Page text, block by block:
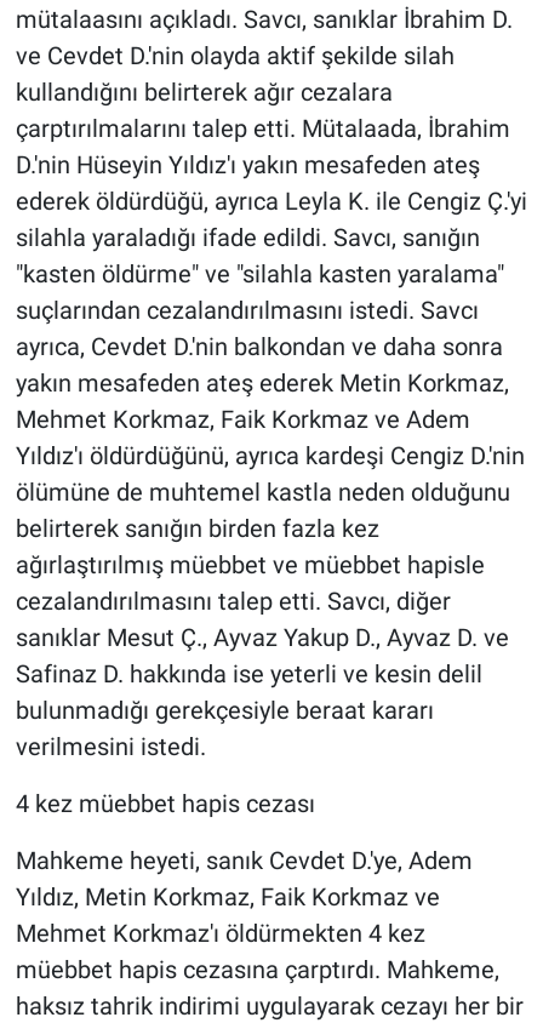
mütalaasını açıkladı. Savcı, sanıklar İbrahim D.
ve Cevdet D.'nin olayda aktif şekilde silah
kullandığını belirterek ağır cezalara
çarptırılmalarını talep etti. Mütalaada, İbrahim
D.'nin Hüseyin Yıldız'ı yakın mesafeden ateş
ederek öldürdüğü, ayrıca Leyla K. ile Cengiz Ç.'yi
silahla yaraladığı ifade edildi. Savcı, sanığın
"kasten öldürme" ve "silahla kasten yaralama"
suçlarından cezalandırılmasını istedi. Savcı
ayrıca, Cevdet D.'nin balkondan ve daha sonra
yakın mesafeden ateş ederek Metin Korkmaz,
Mehmet Korkmaz, Faik Korkmaz ve Adem
Yıldız'ı öldürdüğünü, ayrıca kardeşi Cengiz D.'nin
ölümüne de muhtemel kastla neden olduğunu
belirterek sanığın birden fazla kez
ağırlaştırılmış müebbet ve müebbet hapisle
cezalandırılmasını talep etti. Savcı, diğer
sanıklar Mesut Ç., Ayvaz Yakup D., Ayvaz D. ve
Safinaz D. hakkında ise yeterli ve kesin delil
bulunmadığı gerekçesiyle beraat kararı
verilmesini istedi.
4 kez müebbet hapis cezası
Mahkeme heyeti, sanık Cevdet D.'ye, Adem
Yıldız, Metin Korkmaz, Faik Korkmaz ve
Mehmet Korkmaz'ı öldürmekten 4 kez
müebbet hapis cezasına çarptırdı. Mahkeme,
haksız tahrik indirimi uygulayarak cezayı her bir